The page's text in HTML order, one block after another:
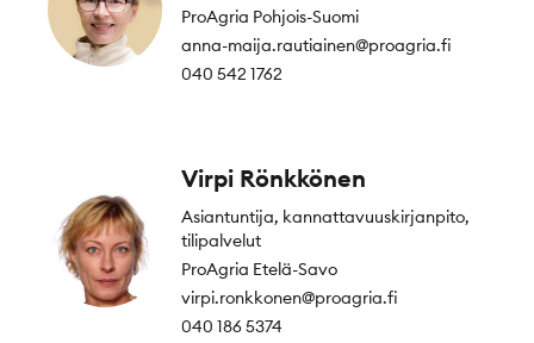
ProAgria Pohjois-Suomi
anna-maija.rautiainen@proagria.fi
040 542 1762
Virpi Rönkkönen
Asiantuntija, kannattavuuskirjanpito,
tilipalvelut
ProAgria Etelä-Savo
virpi.ronkkonen@proagria.fi
040 186 5374